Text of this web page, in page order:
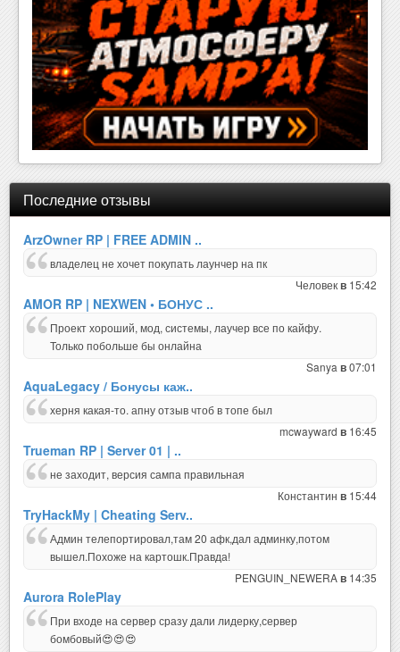
Последние отзывы
ArzOwner RP | FREE ADMIN ..
владелец не хочет покупать лаунчер на пк
Человекв 15:42
AMOR RP | NEXWEN • БОНУС ..
Проект хороший, мод, системы, лаучер все по кайфу.
Только побольше бы онлайна
Sanya в07:01
AquaLegacy / Бонусы каж..
херня какая-то. апну отзыв чтоб в топе был
mcwayward в 16:45
Trueman RP | Server 01 | ..
не заходит, версия сампа правильная
Константин в 15:44
TryHackMy | Cheating Serv..
Админ телепортировал,там 20 афк,дал админку,потом
вышел.Похоже на картошк.Правда!
PENGUIN_NEWERAв 14:35
Aurora RolePlay
При входе на сервер сразу дали лидерку,сервер
бомбовый😍😍😍